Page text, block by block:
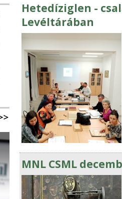
Hetedíziglen -
Levéltárában
MNL CSML